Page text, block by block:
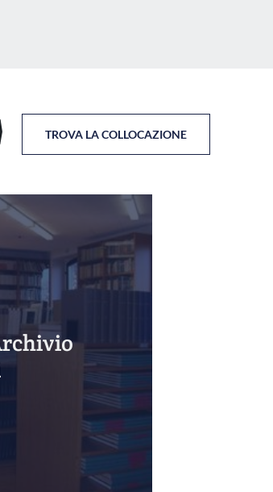
TROVA LA COLLOCAZIONE